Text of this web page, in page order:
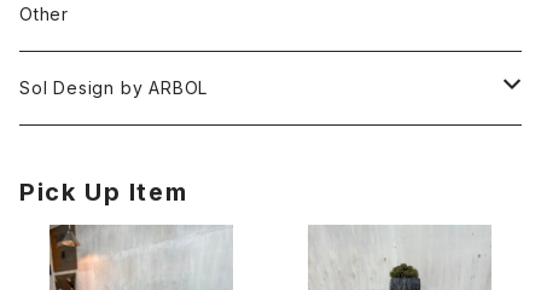
Table
Cabinet
Chair
Table
Other
Sol Design by ARBOL
Pick Up Item